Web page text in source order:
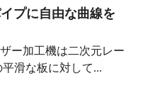
プに自由な曲線を
ー加工機は二次元レー
滑な板に対して...